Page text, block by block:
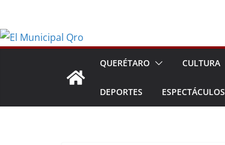
contenido
QUERÉTARO CULTURA
DEPORTES ESPECTÁCULOS